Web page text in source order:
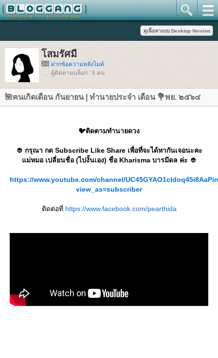
สมรัศมี
ฝากข้อความหลังไมค์
ผู้ติดตามบล็อก : 6 คน
🌺คนเกิดเดือน กันยายน | ทำนายประจำ เดือน 💐พย. ๒๕๖๔
🐦ติดตามทำนายดวง
👲 กรุณา กด Subscribe Like Share เพื่อที่จะได้หากันเจอนะคะ
ม่หมอ เปลี่ยนชื่อ (ไปงั้นเอง) ชื่อ Kharisma บารมีดล ค่ะ 👲
https://www.youtube.com/channel/
view_as=subscriber
ติดต่อที่https://www.facebook.com/pearthida​